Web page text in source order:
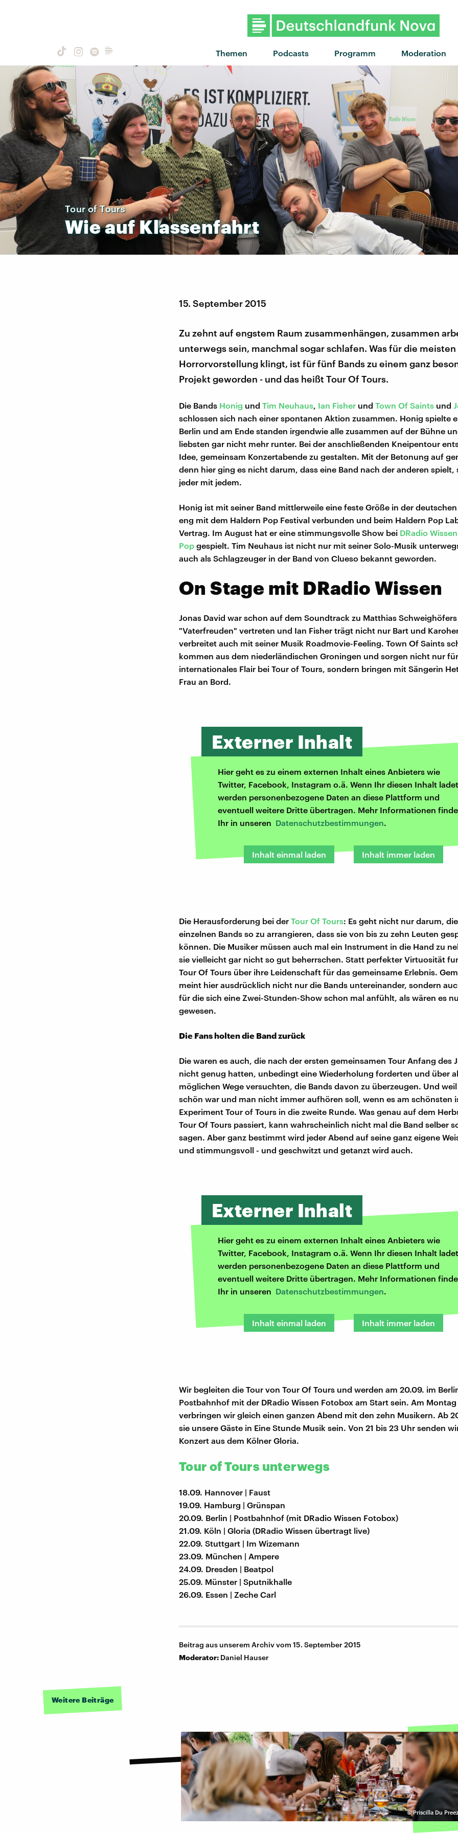
Themen Podcasts Programm Moderation
"ciao bb" von anaïs · "ciao
Tour of Tours
WieaufKlassenfahrt
15. September 2015
Zu zehnt auf engstem Raum zusammenhängen, zusammen
unterwegs sein, manchmal sogar schlafen. Was für die
Horrorvorstellung klingt, ist für fünf Bands zu einem ganz
Projekt geworden - und das heißt Tour Of Tours.
Die Bands Honig und Tim Neuhaus, Ian Fisher und Town Of Saints und
schlossen sich nach einer spontanen Aktion zusammen. Honig spielte
Berlin und am Ende standen irgendwie alle zusammen auf der Bühne
liebsten gar nicht mehr runter. Bei der anschließenden Kneipentour
Idee, gemeinsam Konzertabende zu gestalten. Mit der Betonung auf
denn hier ging es nicht darum, dass eine Band nach der anderen spielt,
jeder mit jedem.
Honig ist mit seiner Band mittlerweile eine feste Größe in der
eng mit dem Haldern Pop Festival verbunden und beim Haldern Pop
Vertrag. Im August hat er eine stimmungsvolle Show bei DRadio
Pop gespielt. Tim Neuhaus ist nicht nur mit seiner Solo-Musik
auch als Schlagzeuger in der Band von Clueso bekannt geworden.
On Stage mit DRadio Wissen
Jonas David war schon auf dem Soundtrack zu Matthias
"Vaterfreuden" vertreten und Ian Fisher trägt nicht nur Bart und
verbreitet auch mit seiner Musik Roadmovie-Feeling. Town Of Saints
kommen aus dem niederländischen Groningen und sorgen nicht nur für
internationales Flair bei Tour of Tours, sondern bringen mit Sängerin
Frau an Bord.
Externer Inhalt
Hier geht es zu einem externen Inhalt eines Anbieters wie
Twitter, Facebook, Instagram o.ä. Wenn Ihr diesen Inhalt
werden personenbezogene Daten an diese Plattform und
eventuell weitere Dritte übertragen. Mehr Informationen
Ihr in unseren Datenschutzbestimmungen.
Inhalt einmal laden Inhalt immer laden
Die Herausforderung bei der Tour Of Tours: Es geht nicht nur darum,
einzelnen Bands so zu arrangieren, dass sie von bis zu zehn Leuten
können. Die Musiker müssen auch mal ein Instrument in die Hand zu
sie vielleicht gar nicht so gut beherrschen. Statt perfekter Virtuosität
Tour Of Tours über ihre Leidenschaft für das gemeinsame Erlebnis.
meint hier ausdrücklich nicht nur die Bands untereinander, sondern
für die sich eine Zwei-Stunden-Show schon mal anfühlt, als wären es
gewesen.
Die Fans holten die Band zurück
Die waren es auch, die nach der ersten gemeinsamen Tour Anfang des
nicht genug hatten, unbedingt eine Wiederholung forderten und über
möglichen Wege versuchten, die Bands davon zu überzeugen. Und
schön war und man nicht immer aufhören soll, wenn es am schönsten
Experiment Tour of Tours in die zweite Runde. Was genau auf dem
Tour Of Tours passiert, kann wahrscheinlich nicht mal die Band selber
sagen. Aber ganz bestimmt wird jeder Abend auf seine ganz eigene
und stimmungsvoll - und geschwitzt und getanzt wird auch.
Externer Inhalt
Hier geht es zu einem externen Inhalt eines Anbieters wie
Twitter, Facebook, Instagram o.ä. Wenn Ihr diesen Inhalt
werden personenbezogene Daten an diese Plattform und
eventuell weitere Dritte übertragen. Mehr Informationen
Ihr in unseren Datenschutzbestimmungen.
Inhalt einmal laden Inhalt immer laden
Wir begleiten die Tour von Tour Of Tours und werden am 20.09. im
Postbahnhof mit der DRadio Wissen Fotobox am Start sein. Am Montag
verbringen wir gleich einen ganzen Abend mit den zehn Musikern. Ab
sie unsere Gäste in Eine Stunde Musik sein. Von 21 bis 23 Uhr senden
Konzert aus dem Kölner Gloria.
Tour of Tours unterwegs
18.09. Hannover | Faust
19.09. Hamburg | Grünspan
20.09. Berlin | Postbahnhof (mit DRadio Wissen Fotobox)
21.09. Köln | Gloria (DRadio Wissen übertragt live)
22.09. Stuttgart | Im Wizemann
23.09. München | Ampere
24.09. Dresden | Beatpol
25.09. Münster | Sputnikhalle
26.09. Essen | Zeche Carl
Beitrag aus unserem Archiv vom 15. September 2015
Moderator: Daniel Hauser
Weitere Beiträge
©Priscilla Du